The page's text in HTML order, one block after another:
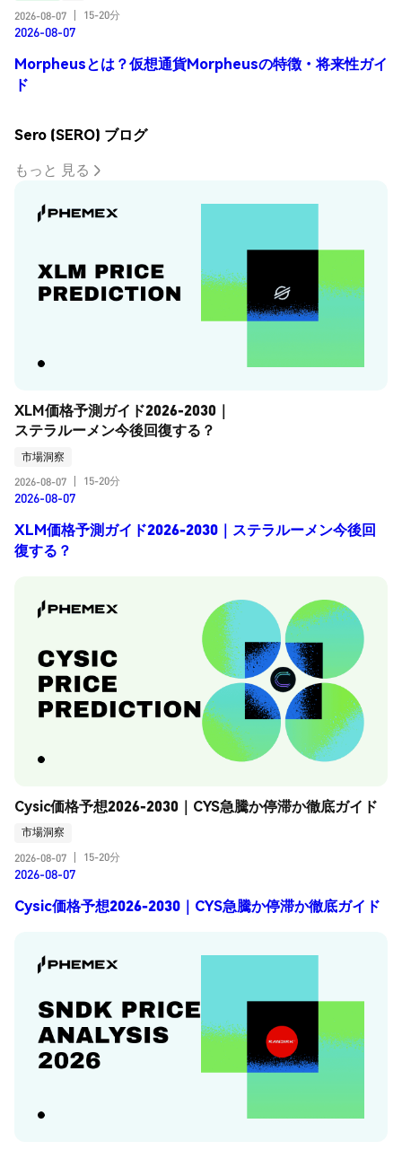
2026-08-07
15-20分
2026-08-07
Morpheusとは？仮想通貨Morpheusの特徴・将来性ガイ
ド
Sero (SERO) ブログ
もっと 見る
XLM価格予測ガイド2026-2030｜
ステラルーメン今後回復する？
市場洞察
2026-08-07
15-20分
2026-08-07
XLM価格予測ガイド2026-2030｜ステラルーメン今後回
復する？
Cysic価格予想2026-2030｜CYS急騰か停滞か徹底ガイド
市場洞察
2026-08-07
15-20分
2026-08-07
Cysic価格予想2026-2030｜CYS急騰か停滞か徹底ガイド